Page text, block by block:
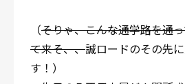
（そりゃ、こんな通学路を通
て来そ、、誠ロードのその先
す！）